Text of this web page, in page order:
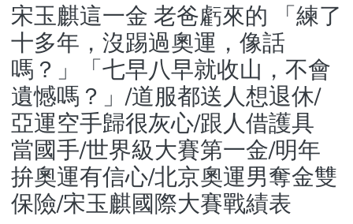
Statistics
宋玉麒這一金 老爸虧來的 「練了
十多年，沒踢過奧運，像話
嗎？」「七早八早就收山，不會
遺憾嗎？」/道服都送人想退休/
亞運空手歸很灰心/跟人借護具
當國手/世界級大賽第一金/明年
拚奧運有信心/北京奧運男奪金雙
保險/宋玉麒國際大賽戰績表